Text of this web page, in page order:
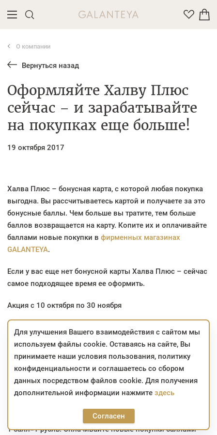
Введите название или артикул товара
О компании
Вернуться назад
Оформляйте Халву Плюс
сейчас – и зарабатывайте
на покупках еще больше!
19 октября 2017
Халва Плюс – бонусная карта, с которой любая покупка
выгодна. Вы рассчитываетесь картой и получаете за это
бонусные баллы. Чем больше вы тратите, тем больше
баллов возвращается на карту. Копите их и оплачивайте
баллами новые покупки в фирменных магазинах
GALANTEYA.
Если у вас еще нет бонусной карты Халва Плюс – сейчас
самое подходящее время ее оформить.
Акция с 10 октября по 30 ноября
Оформите карту Халва Плюс и получите еще больше
бонусных баллов за любые покупки с 10 октября по 30
- Возврат 5% бонусными баллами за любые покупки**
- Возврат до 15 % бонусными баллами в 5000+
магазинах-партнерах***
1 балл=1 рубль. Оплачивайте новые покупки баллами
Для улучшения Вашего взаимодействия с сайтом мы
используем файлы cookie. Оставаясь на сайте, Вы
принимаете наши условия пользования, политику
конфиденциальности и соглашаетесь со сбором
данных посредством файлов cookie. Для получения
дополнительной информации нажмите здесь
Согласен